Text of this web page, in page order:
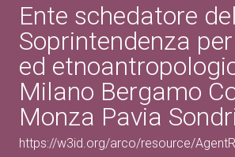
Ente schedatore
Soprintendenza
ed
Milano Bergamo
Monza Pavia
https://w3id.org/arco/resource/